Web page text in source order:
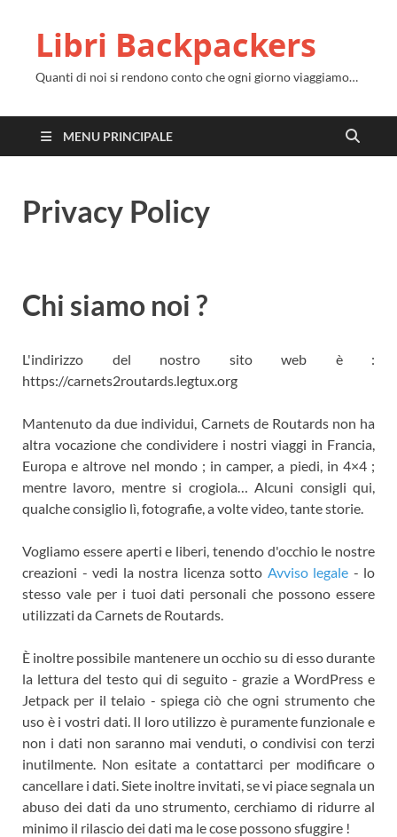
Libri Backpackers
Quanti di noi si rendono conto che ogni giorno viaggiamo…
MENU PRINCIPALE
Privacy Policy
Chi siamo noi ?
L'indirizzo del nostro sito web è :
https://carnets2routards.legtux.org
Mantenuto da due individui, Carnets de Routards non ha
altra vocazione che condividere i nostri viaggi in Francia,
Europa e altrove nel mondo ; in camper, a piedi, in 4×4 ;
mentre lavoro, mentre si crogiola… Alcuni consigli qui,
qualche consiglio lì, fotografie, a volte video, tante storie.
Vogliamo essere aperti e liberi, tenendo d'occhio le nostre
creazioni - vedi la nostra licenza sotto Avviso legale - lo
stesso vale per i tuoi dati personali che possono essere
utilizzati da Carnets de Routards.
È inoltre possibile mantenere un occhio su di esso durante
la lettura del testo qui di seguito - grazie a WordPress e
Jetpack per il telaio - spiega ciò che ogni strumento che
uso è i vostri dati. Il loro utilizzo è puramente funzionale e
non i dati non saranno mai venduti, o condivisi con terzi
inutilmente. Non esitate a contattarci per modificare o
cancellare i dati. Siete inoltre invitati, se vi piace segnala un
abuso dei dati da uno strumento, cerchiamo di ridurre al
minimo il rilascio dei dati ma le cose possono sfuggire !